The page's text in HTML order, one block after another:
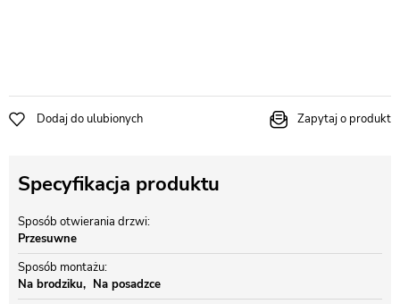
Dodaj do ulubionych Zapytaj o produkt
Specyfikacja produktu
Sposób otwierania drzwi
Przesuwne
Sposób montażu
Na brodziku
Na posadzce